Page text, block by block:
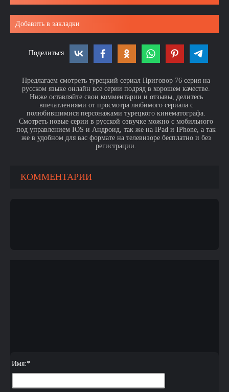
Добавить в закладки
Поделиться
Предлагаем смотреть турецкий сериал Приговор 76 серия на
русском языке онлайн все серии подряд в хорошем качестве.
Ниже оставляйте свои комментарии и отзывы, делитесь
впечатлениями от просмотра любимого сериала с
полюбившимися персонажами турецкого кинематографа.
Смотреть новые серии в русской озвучке можно с мобильного
под управлением IOS и Андроид, так же на IPad и IPhone, а так
же в удобном для вас формате на телевизоре бесплатно и без
регистрации.
КОММЕНТАРИИ
Имя:*